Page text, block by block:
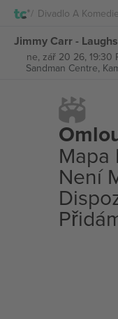
Divadlo A Komedie
Jimmy Carr -
ne, zář 20 26, 19:30
Sandman Centre,
Mapa
Není